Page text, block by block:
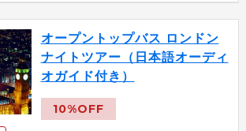
オープントップバス ロンドン
ナイトツアー（日本語オーディ
オガイド付き）
10%OFF